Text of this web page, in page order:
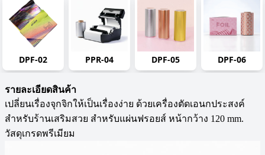
DPF-02 PPR-04 DPF-05 DPF-06
รายละเอียดสินค้า
เปลี่ยนเรื่องจุกจิกให้เป็นเรื่องง่าย ด้วยเครื่องตัดเอนกประสงค์
สำหรับร้านเสริมสวย สำหรับแผ่นฟรอยส์ หน้ากว้าง 120 mm.
วัสดุเกรดพรีเมียม